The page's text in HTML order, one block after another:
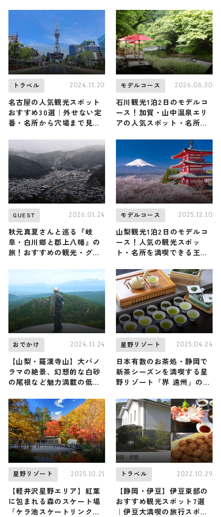
トラベル 2024.11.20
名古屋の人気観光スポット
おすすめ30選｜外せない定
番・名所から穴場まで見ど
モデルコース 2026.06.30
石川観光1泊2日のモデルコ
ース！加賀・山中温泉エリ
アの人気スポット・名所を
GUEST 2026.01.24
秋元真夏さんと巡る『岐
阜・白川郷と郡上八幡』の
旅！おすすめの観光・グル
モデルコース 2025.12.10
山梨観光1泊2日のモデルコ
ース！人気の観光スポッ
ト・名所を満喫できる王道
おでかけ 2024.11.24
【山梨・羅漢寺山】大パノ
ラマの絶景、幻想的な白砂
の尾根など魅力満載の低山
頂（登山で頂きメシ！コラ
ボ企画）
星野リゾート 2025.04.24
日本有数のお茶処・静岡で
新茶シーズンを満喫する星
野リゾート「界 遠州」の
星野リゾート 2025.10.21
【軽井沢星野エリア】紅葉
に包まれる森のスケート場
「ケラ池スケートリンク」
トラベル 2022.10.29
【静岡・伊豆】伊豆東部の
おすすめ観光スポット7選
｜伊豆大満喫の旅行スポッ